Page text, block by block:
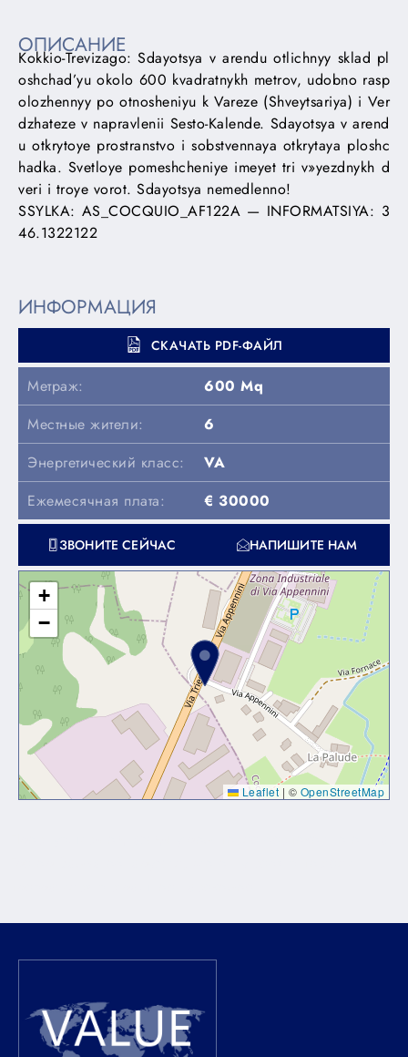
ОПИСАНИЕ
Kokkio-Trevizago: Sdayotsya v arendu otlichnyy sklad pl
oshchad’yu okolo 600 kvadratnykh metrov, udobno rasp
olozhennyy po otnosheniyu k Vareze (Shveytsariya) i Ver
dzhateze v napravlenii Sesto-Kalende. Sdayotsya v arend
u otkrytoye prostranstvo i sobstvennaya otkrytaya ploshc
hadka. Svetloye pomeshcheniye imeyet tri v»yezdnykh d
veri i troye vorot. Sdayotsya nemedlenno!
SSYLKA: AS_COCQUIO_AF122A — INFORMATSIYA: 3
46.1322122
ИНФОРМАЦИЯ
СКАЧАТЬ PDF-ФАЙЛ
Метраж:
600 Mq
Местные жители:
6
Энергетический класс:
VA
Ежемесячная плата:
€ 30000
ЗВОНИТЕ СЕЙЧАС НАПИШИТЕ НАМ
+
−
Leaflet | © OpenStreetMap